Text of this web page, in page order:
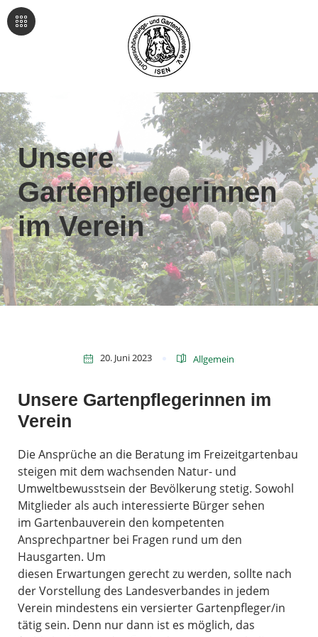
Unsere
Gartenpflegerinnen
im Verein
20. Juni 2023 Allgemein
Unsere Gartenpflegerinnen im
Verein
Die Ansprüche an die Beratung im Freizeitgartenbau
steigen mit dem wachsenden Natur- und
Umweltbewusstsein der Bevölkerung stetig. Sowohl
Mitglieder als auch interessierte Bürger sehen
im Gartenbauverein den kompetenten
Ansprechpartner bei Fragen rund um den
Hausgarten. Um
diesen Erwartungen gerecht zu werden, sollte nach
der Vorstellung des Landesverbandes in jedem
Verein mindestens ein versierter Gartenpfleger/in
tätig sein. Denn nur dann ist es möglich, das